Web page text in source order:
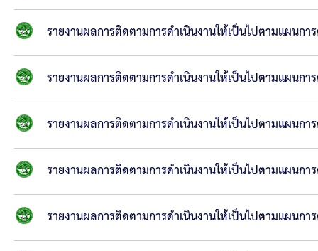
รายงานผลการติดตามการดำเนินงานให้เป็นไปตามแผน
รายงานผลการติดตามการดำเนินงานให้เป็นไปตามแผน
รายงานผลการติดตามการดำเนินงานให้เป็นไปตามแผน
รายงานผลการติดตามการดำเนินงานให้เป็นไปตามแผน
รายงานผลการติดตามการดำเนินงานให้เป็นไปตามแผน